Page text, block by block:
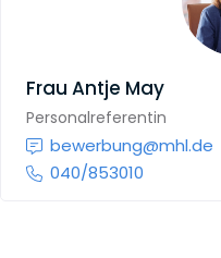
Frau Antje May
Personalreferentin
bewerbung@mhl.de
040/853010